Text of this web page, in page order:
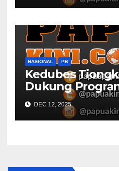
NASIONAL PB
Kedubes
Dukung
Papua Barat
DEC 12, 2025